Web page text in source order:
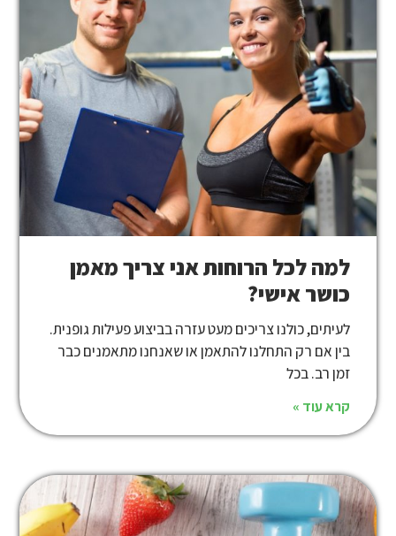
למה לכל הרוחות אני צריך מאמן
כושר אישי?
לעיתים, כולנו צריכים מעט עזרה בביצוע פעילות גופנית.
בין אם רק התחלנו להתאמן או שאנחנו מתאמנים כבר
זמן רב. בכל
קרא עוד »